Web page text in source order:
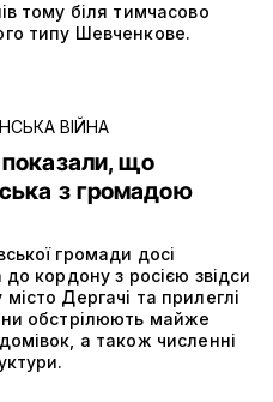
тому біля тимчасово
типу Шевченкове.
ВІЙНА
показали, що
з громадою
громади досі
кордону з росією звідси
Дергачі та прилеглі
обстрілюють майже
а також численні